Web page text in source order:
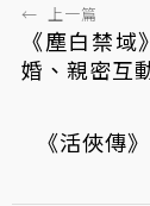
← 上一篇
《塵白禁
婚、親密互
《活俠傳